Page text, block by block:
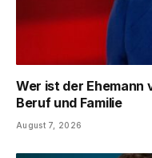
Wer ist der Ehemann
Beruf und Familie
August 7, 2026